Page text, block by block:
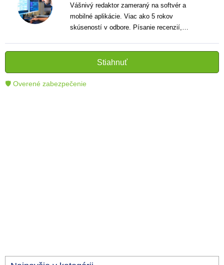
Vášnivý redaktor zameraný na softvér a
mobilné aplikácie. Viac ako 5 rokov
skúseností v odbore. Písanie recenzií,
informatívnych textov, ktoré pomáhajú
čitateľom lepšie porozumieť a využiť moderné
technológie.
Stiahnuť
🛡 Overené zabezpečenie